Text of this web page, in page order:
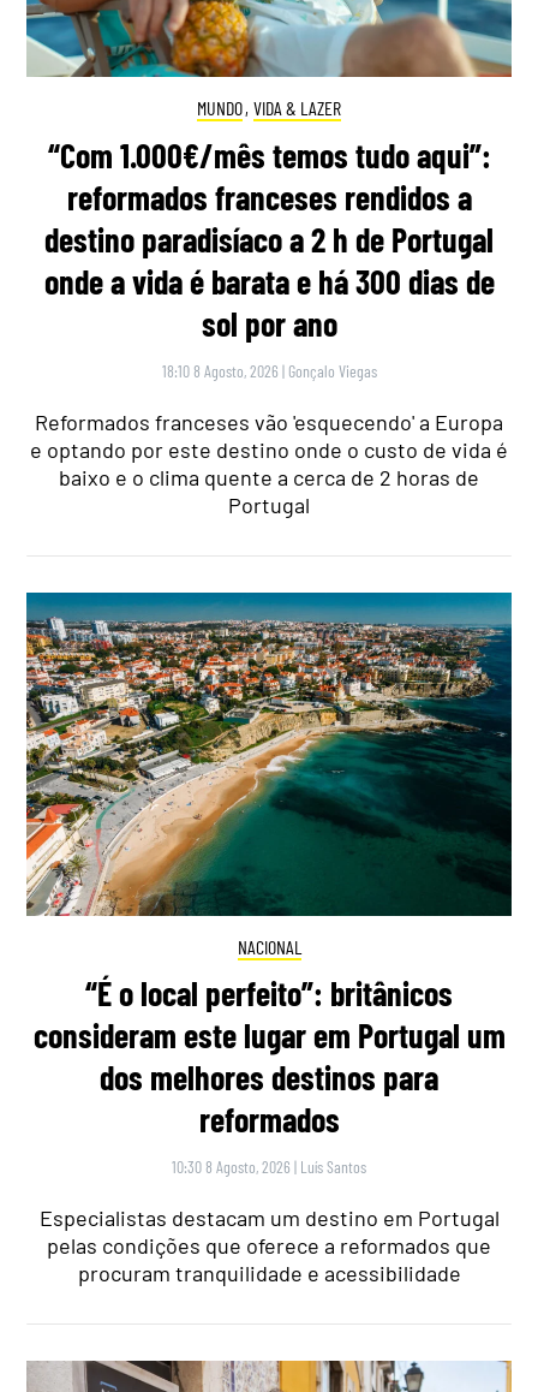
MUNDO, VIDA & LAZER
“Com 1.000€/mês temos tudo aqui”:
reformados franceses rendidos a
destino paradisíaco a 2 h de Portugal
onde a vida é barata e há 300 dias de
sol por ano
18:10 8 Agosto, 2026 | Gonçalo Viegas
Reformados franceses vão 'esquecendo' a Europa
e optando por este destino onde o custo de vida é
baixo e o clima quente a cerca de 2 horas de
Portugal
NACIONAL
“É o local perfeito”: britânicos
consideram este lugar em Portugal um
dos melhores destinos para
reformados
10:30 8 Agosto, 2026 | Luís Santos
Especialistas destacam um destino em Portugal
pelas condições que oferece a reformados que
procuram tranquilidade e acessibilidade